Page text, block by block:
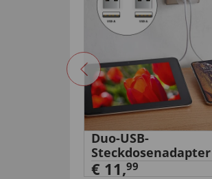
Duo-USB-
Steckdosenadapter
€ 11,99